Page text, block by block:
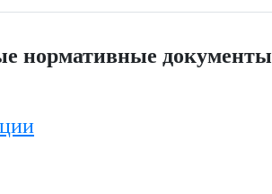
нормативные документы